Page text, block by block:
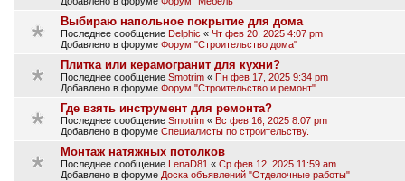
Выбираю напольное покрытие для дома
Последнее сообщение Delphic « Чт фев 20, 2025 4:07 pm
Добавлено в форуме Форум "Строительство дома"
Плитка или керамогранит для кухни?
Последнее сообщение Smotrim « Пн фев 17, 2025 9:34 pm
Добавлено в форуме Форум "Строительство и ремонт"
Где взять инструмент для ремонта?
Последнее сообщение Smotrim « Вс фев 16, 2025 8:07 pm
Добавлено в форуме Специалисты по строительству.
Монтаж натяжных потолков
Последнее сообщение LenaD81 « Ср фев 12, 2025 11:59 am
Добавлено в форуме Доска объявлений "Отделочные работы"